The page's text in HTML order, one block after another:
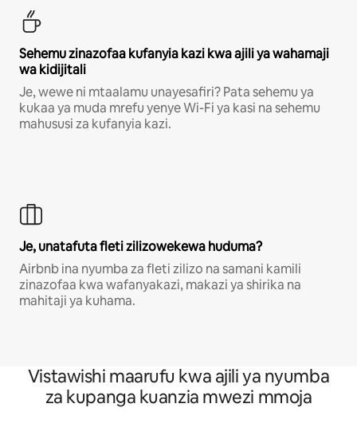
Sehemu zinazofaa kufanyia kazi kwa ajili ya wahamaji
wa kidijitali
Je, wewe ni mtaalamu unayesafiri? Pata sehemu ya
kukaa ya muda mrefu yenye Wi-Fi ya kasi na sehemu
mahususi za kufanyia kazi.
Je, unatafuta fleti zilizowekewa huduma?
Airbnb ina nyumba za fleti zilizo na samani kamili
zinazofaa kwa wafanyakazi, makazi ya shirika na
mahitaji ya kuhama.
Vistawishi maarufu kwa ajili ya nyumba
za kupanga kuanzia mwezi mmoja